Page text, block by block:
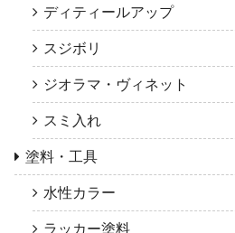
ディティールアップ
スジボリ
ジオラマ・ヴィネット
スミ入れ
塗料・工具
水性カラー
ラッカー塗料